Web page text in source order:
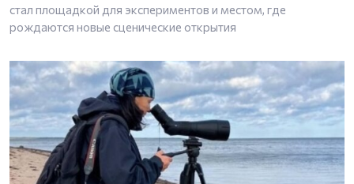
стал площадкой для экспериментов и местом, где
рождаются новые сценические открытия